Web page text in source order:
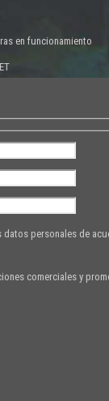
en funcionamiento
personales de
comerciales y